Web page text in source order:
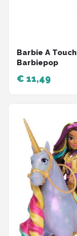
Barbie A
Barbiepop
€ 11,49